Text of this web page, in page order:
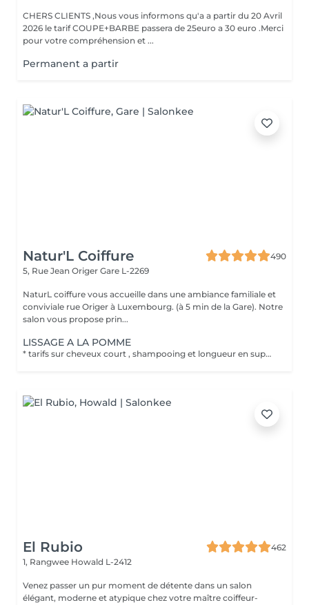
CHERS CLIENTS ,Nous vous informons qu'a a partir du 20 Avril
2026 le tarif COUPE+BARBE passera de 25euro a 30 euro .Merci
pour votre compréhension et ...
Permanent a partir
Natur'L Coiffure
490
5, Rue Jean Origer Gare L-2269
NaturL coiffure vous accueille dans une ambiance familiale et
conviviale rue Origer à Luxembourg. (à 5 min de la Gare). Notre
salon vous propose prin...
LISSAGE A LA POMME
* tarifs sur cheveux court , shampooing et longueur en supplément
El Rubio
462
1, Rangwee Howald L-2412
Venez passer un pur moment de détente dans un salon
élégant, moderne et atypique chez votre maître coiffeur-